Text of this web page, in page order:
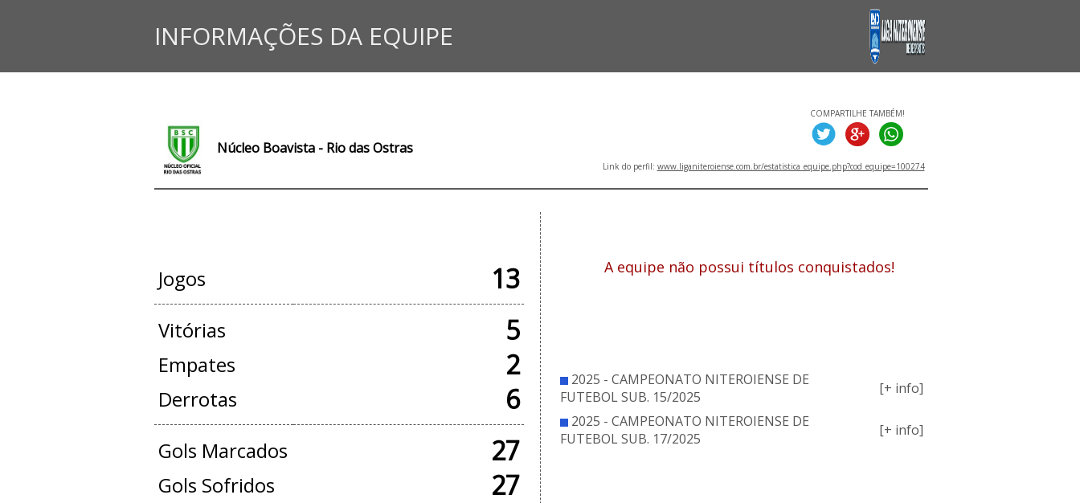
INFORMAÇÕES DA EQUIPE
Núcleo Boavista - Rio das Ostras
COMPARTILHE TAMBÉM!
Link do perfil: www.liganiteroiense.com.br/estatistica_equipe.php?cod_equipe=100274
Jogos 13
Vitórias 5
Empates 2
Derrotas 6
Gols Marcados 27
Gols Sofridos 27
A equipe não possui títulos conquistados!
2025 - CAMPEONATO NITEROIENSE DE
FUTEBOL SUB. 15/2025
[+ info]
2025 - CAMPEONATO NITEROIENSE DE
FUTEBOL SUB. 17/2025
[+ info]